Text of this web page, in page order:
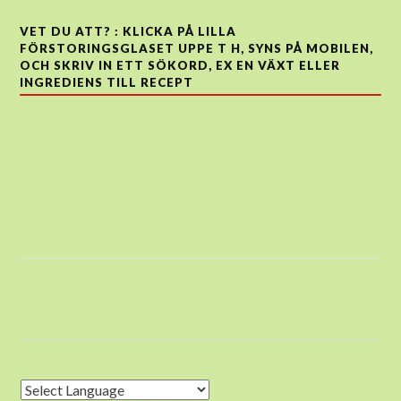
VET DU ATT? : KLICKA PÅ LILLA
FÖRSTORINGSGLASET UPPE T H, SYNS PÅ MOBILEN,
OCH SKRIV IN ETT SÖKORD, EX EN VÄXT ELLER
INGREDIENS TILL RECEPT